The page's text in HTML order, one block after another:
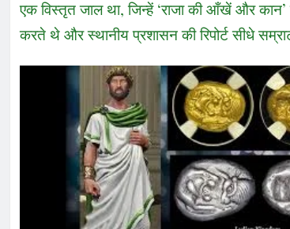
एक विस्तृत जाल था, जिन्हें ‘राजा की आँखें और
करते थे और स्थानीय प्रशासन की रिपोर्ट सीधे